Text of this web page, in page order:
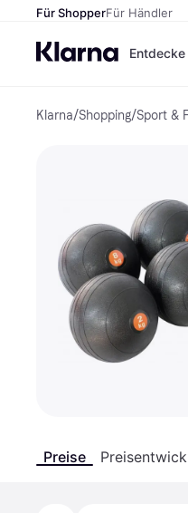
Für ShopperFür Händler
Entdecke
Klarna/Shopping/Sport &
Preise